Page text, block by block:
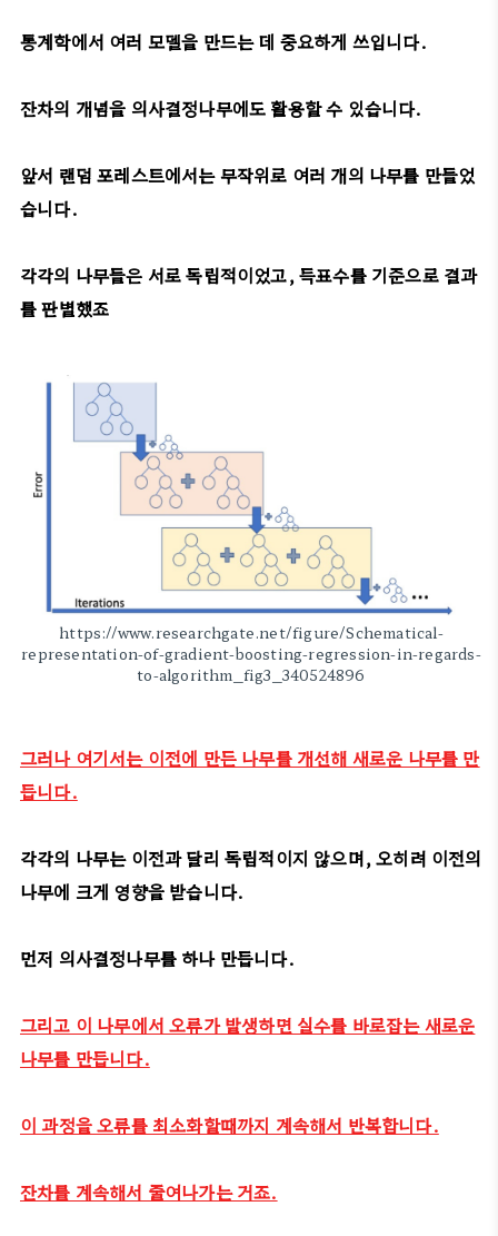
통계학에서 여러 모델을 만드는 데 중요하게 쓰입니다.
잔차의 개념을 의사결정나무에도 활용할 수 있습니다.
앞서 랜덤 포레스트에서는 무작위로 여러 개의 나무를 만들었
습니다.
각각의 나무들은 서로 독립적이었고, 득표수를 기준으로 결과
를 판별했죠
https://www.researchgate.net/figure/Schematical-
representation-of-gradient-boosting-regression-in-regards-
to-algorithm_fig3_340524896
그러나 여기서는 이전에 만든 나무를 개선해 새로운 나무를 만
듭니다.
각각의 나무는 이전과 달리 독립적이지 않으며, 오히려 이전의
나무에 크게 영향을 받습니다.
먼저 의사결정나무를 하나 만듭니다.
그리고 이 나무에서 오류가 발생하면 실수를 바로잡는 새로운
나무를 만듭니다.
이 과정을 오류를 최소화할때까지 계속해서 반복합니다.
잔차를 계속해서 줄여나가는 거죠.